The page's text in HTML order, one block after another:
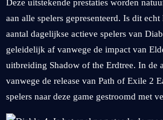
Deze uitstekende prestaties worden
aan alle spelers gepresenteerd. Is dit
aantal dagelijkse actieve spelers van
geleidelijk af vanwege de impact van
uitbreiding Shadow of the Erdtree. In de
vanwege de release van Path of Exile 2
spelers naar deze game gestroomd met